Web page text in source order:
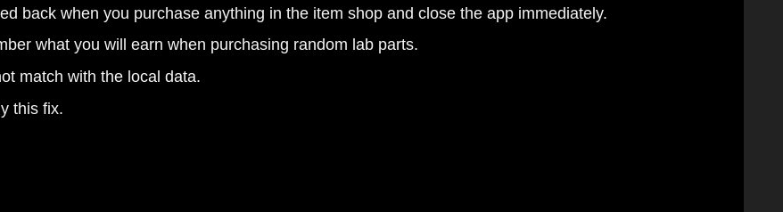
back when you purchase anything in the item shop and close the app immediately.
what you will earn when purchasing random lab parts.
match with the local data.
this fix.